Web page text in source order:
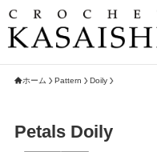
ホーム Pattern Doily
Petals Doily